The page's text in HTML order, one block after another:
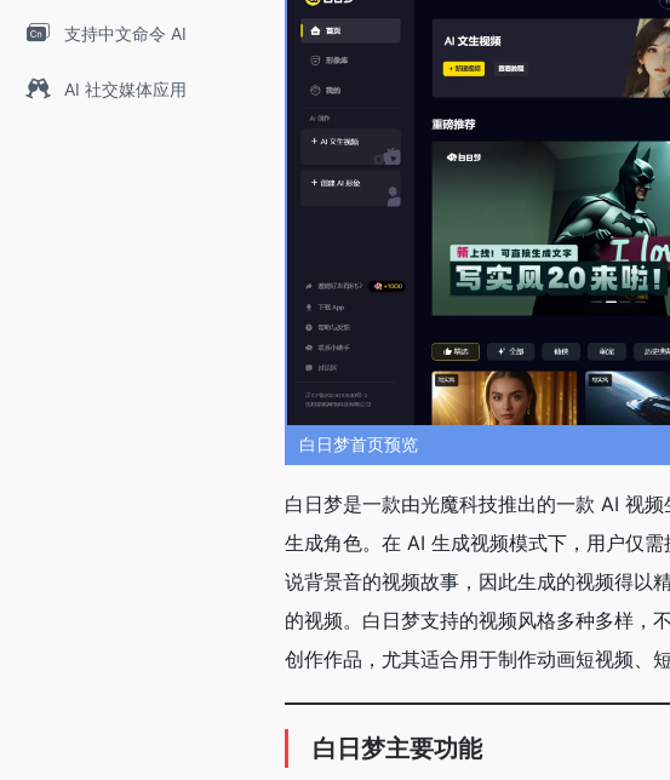
支持中文命令 AI
AI 社交媒体应用
白日梦首页预览
白日梦是一款由光魔科技推出的一款 AI 视
生成角色。在 AI 生成视频模式下，用户仅
说背景音的视频故事，因此生成的视频得以
的视频。白日梦支持的视频风格多种多样，
创作作品，尤其适合用于制作动画短视频、
白日梦主要功能